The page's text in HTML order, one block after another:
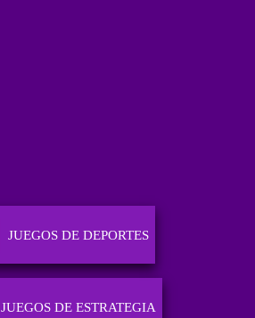
JUEGOS DE DEPORTES
JUEGOS DE ESTRATEGIA